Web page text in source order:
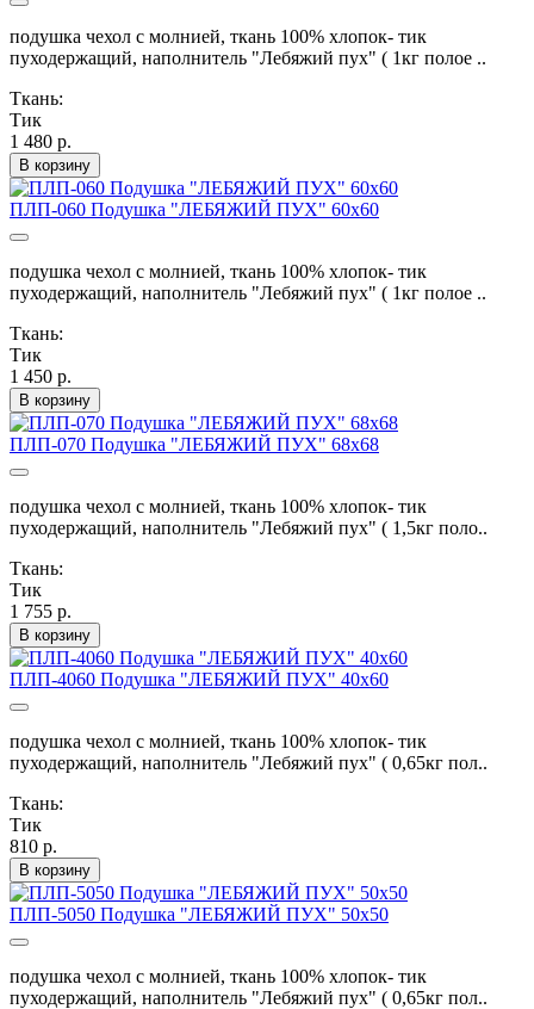
подушка чехол с молнией, ткань 100% хлопок- тик
пуходержащий, наполнитель "Лебяжий пух" ( 1кг полое ..
Ткань:
Тик
1 480 р.
В корзину
ПЛП-060 Подушка "ЛЕБЯЖИЙ ПУХ" 60х60
подушка чехол с молнией, ткань 100% хлопок- тик
пуходержащий, наполнитель "Лебяжий пух" ( 1кг полое ..
Ткань:
Тик
1 450 р.
В корзину
ПЛП-070 Подушка "ЛЕБЯЖИЙ ПУХ" 68х68
подушка чехол с молнией, ткань 100% хлопок- тик
пуходержащий, наполнитель "Лебяжий пух" ( 1,5кг поло..
Ткань:
Тик
1 755 р.
В корзину
ПЛП-4060 Подушка "ЛЕБЯЖИЙ ПУХ" 40х60
подушка чехол с молнией, ткань 100% хлопок- тик
пуходержащий, наполнитель "Лебяжий пух" ( 0,65кг пол..
Ткань:
Тик
810 р.
В корзину
ПЛП-5050 Подушка "ЛЕБЯЖИЙ ПУХ" 50х50
подушка чехол с молнией, ткань 100% хлопок- тик
пуходержащий, наполнитель "Лебяжий пух" ( 0,65кг пол..